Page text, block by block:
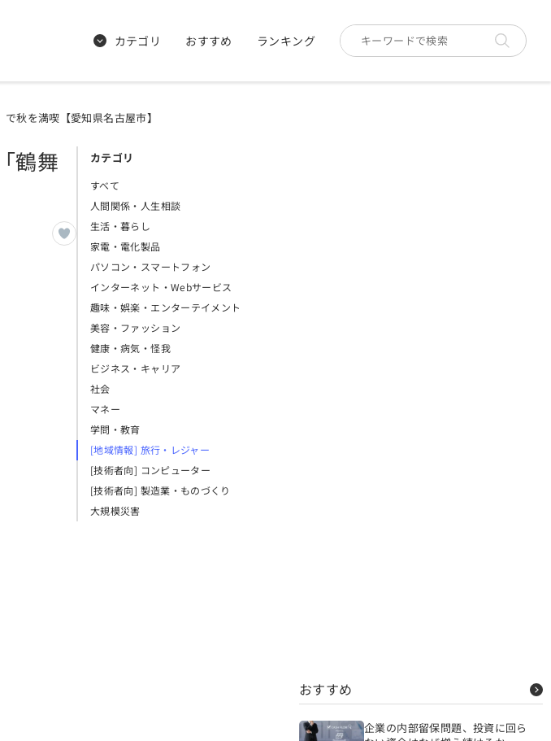
カテゴリ おすすめ ランキング
秋を満喫【愛知県名古屋市】
鶴舞
カテゴリ
すべて
人間関係・人生相談
生活・暮らし
家電・電化製品
パソコン・スマートフォン
インターネット・Webサービス
趣味・娯楽・エンターテイメント
美容・ファッション
健康・病気・怪我
ビジネス・キャリア
社会
マネー
学問・教育
[地域情報] 旅行・レジャー
[技術者向] コンピューター
[技術者向] 製造業・ものづくり
大規模災害
おすすめ
企業の内部留保問題、投資に回ら